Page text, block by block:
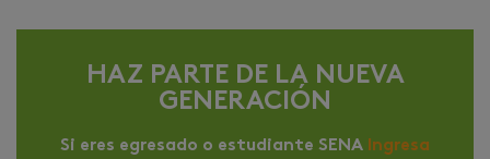
HAZ PARTE DE LA NUEVA
GENERACIÓN
Si eres egresado o estudiante SENA Ingresa